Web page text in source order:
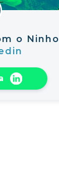
o Ninho